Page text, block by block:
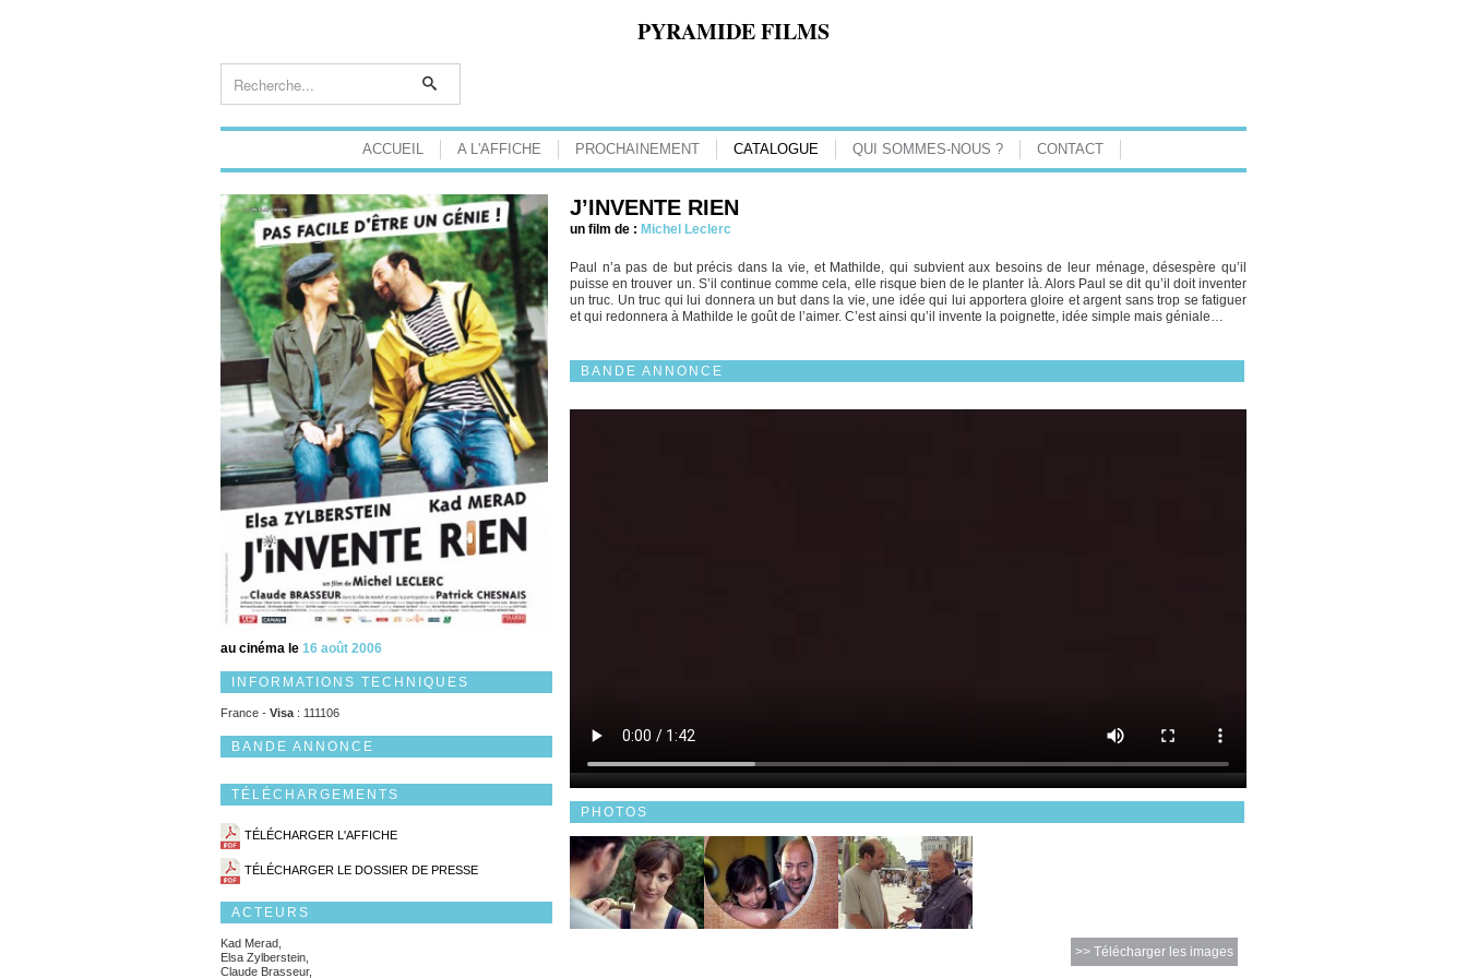
PYRAMIDE FILMS
ACCUEIL A L'AFFICHE PROCHAINEMENT CATALOGUE QUI SOMMES-NOUS ? CONTACT
au cinéma le 16 août 2006
INFORMATIONS TECHNIQUES
France - Visa : 111106
BANDE ANNONCE
TÉLÉCHARGEMENTS
TÉLÉCHARGER L'AFFICHE
TÉLÉCHARGER LE DOSSIER DE PRESSE
ACTEURS
Kad Merad,
Elsa Zylberstein,
Claude Brasseur,
J’INVENTE RIEN
un film de : Michel Leclerc
Paul n’a pas de but précis dans la vie, et Mathilde, qui subvient aux besoins de leur ménage, désespère qu’il
puisse en trouver un. S’il continue comme cela, elle risque bien de le planter là. Alors Paul se dit qu’il doit inventer
un truc. Un truc qui lui donnera un but dans la vie, une idée qui lui apportera gloire et argent sans trop se fatiguer
et qui redonnera à Mathilde le goût de l’aimer. C’est ainsi qu’il invente la poignette, idée simple mais géniale…
BANDE ANNONCE
PHOTOS
>> Télécharger les images